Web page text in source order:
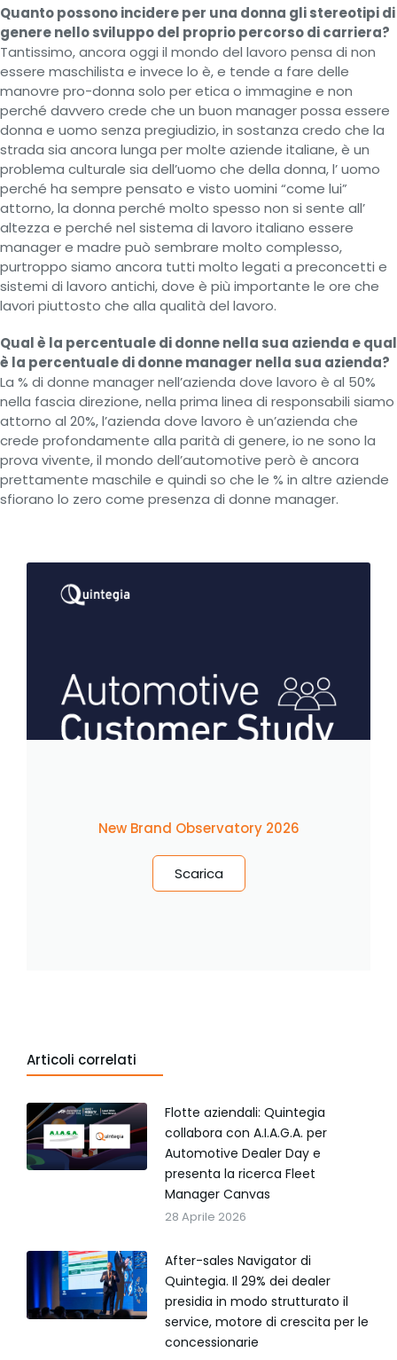
Quanto possono incidere per una donna gli stereotipi di
genere nello sviluppo del proprio percorso di carriera?
Tantissimo, ancora oggi il mondo del lavoro pensa di non
essere maschilista e invece lo è, e tende a fare delle
manovre pro-donna solo per etica o immagine e non
perché davvero crede che un buon manager possa essere
donna e uomo senza pregiudizio, in sostanza credo che la
strada sia ancora lunga per molte aziende italiane, è un
problema culturale sia dell’uomo che della donna, l’ uomo
perché ha sempre pensato e visto uomini “come lui”
attorno, la donna perché molto spesso non si sente all’
altezza e perché nel sistema di lavoro italiano essere
manager e madre può sembrare molto complesso,
purtroppo siamo ancora tutti molto legati a preconcetti e
sistemi di lavoro antichi, dove è più importante le ore che
lavori piuttosto che alla qualità del lavoro.
Qual è la percentuale di donne nella sua azienda e qual
è la percentuale di donne manager nella sua azienda?
La % di donne manager nell’azienda dove lavoro è al 50%
nella fascia direzione, nella prima linea di responsabili siamo
attorno al 20%, l’azienda dove lavoro è un’azienda che
crede profondamente alla parità di genere, io ne sono la
prova vivente, il mondo dell’automotive però è ancora
prettamente maschile e quindi so che le % in altre aziende
sfiorano lo zero come presenza di donne manager.
New Brand Observatory 2026
Scarica
Articoli correlati
Flotte aziendali: Quintegia
collabora con A.I.A.G.A. per
Automotive Dealer Day e
presenta la ricerca Fleet
Manager Canvas
28 Aprile 2026
After-sales Navigator di
Quintegia. Il 29% dei dealer
presidia in modo strutturato il
service, motore di crescita per le
concessionarie